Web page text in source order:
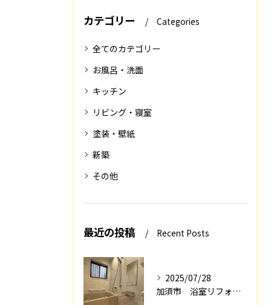
カテゴリー Categories
全てのカテゴリー
お風呂・洗面
キッチン
リビング・寝室
塗装・壁紙
新築
その他
最近の投稿 Recent Posts
2025/07/28
加須市 浴室リフォーム